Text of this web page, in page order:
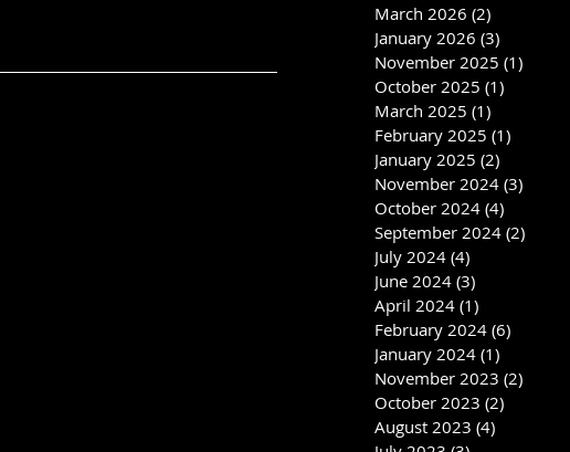
March 2026 (2)
January 2026 (3)
November 2025 (1)
October 2025 (1)
March 2025 (1)
February 2025 (1)
January 2025 (2)
November 2024 (3)
October 2024 (4)
September 2024 (2)
July 2024 (4)
June 2024 (3)
April 2024 (1)
February 2024 (6)
January 2024 (1)
November 2023 (2)
October 2023 (2)
August 2023 (4)